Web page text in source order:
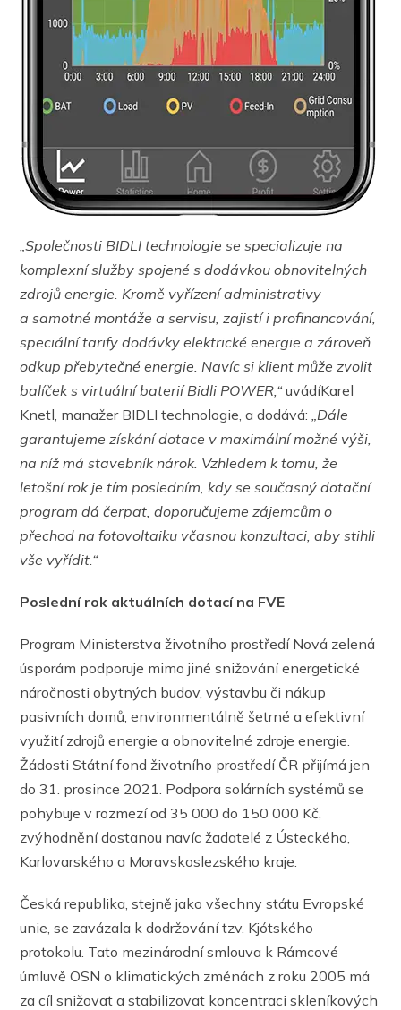
„Společnosti BIDLI technologie se specializuje na
komplexní služby spojené s dodávkou obnovitelných
zdrojů energie. Kromě vyřízení administrativy
a samotné montáže a servisu, zajistí i profinancování,
speciální tarify dodávky elektrické energie a zároveň
odkup přebytečné energie. Navíc si klient může zvolit
balíček s virtuální baterií Bidli POWER,“uvádíKarel
Knetl, manažer BIDLI technologie, a dodává: „Dále
garantujeme získání dotace v maximální možné výši,
na níž má stavebník nárok. Vzhledem k tomu, že
letošní rok je tím posledním, kdy se současný dotační
program dá čerpat, doporučujeme zájemcům o
přechod na fotovoltaiku včasnou konzultaci, aby stihli
vše vyřídit.“
Poslední rok aktuálních dotací na FVE
Program Ministerstva životního prostředí Nová zelená
úsporám podporuje mimo jiné snižování energetické
náročnosti obytných budov, výstavbu či nákup
pasivních domů, environmentálně šetrné a efektivní
využití zdrojů energie a obnovitelné zdroje energie.
Žádosti Státní fond životního prostředí ČR přijímá jen
do 31. prosince 2021. Podpora solárních systémů se
pohybuje v rozmezí od 35 000 do 150 000 Kč,
zvýhodnění dostanou navíc žadatelé z Ústeckého,
Karlovarského a Moravskoslezského kraje.
Česká republika, stejně jako všechny státu Evropské
unie, se zavázala k dodržování tzv. Kjótského
protokolu. Tato mezinárodní smlouva k Rámcové
úmluvě OSN o klimatických změnách z roku 2005 má
za cíl snižovat a stabilizovat koncentraci skleníkových